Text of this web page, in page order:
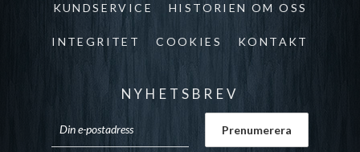
KUNDSERVICE HISTORIEN OM OSS
INTEGRITET COOKIES KONTAKT
NYHETSBREV